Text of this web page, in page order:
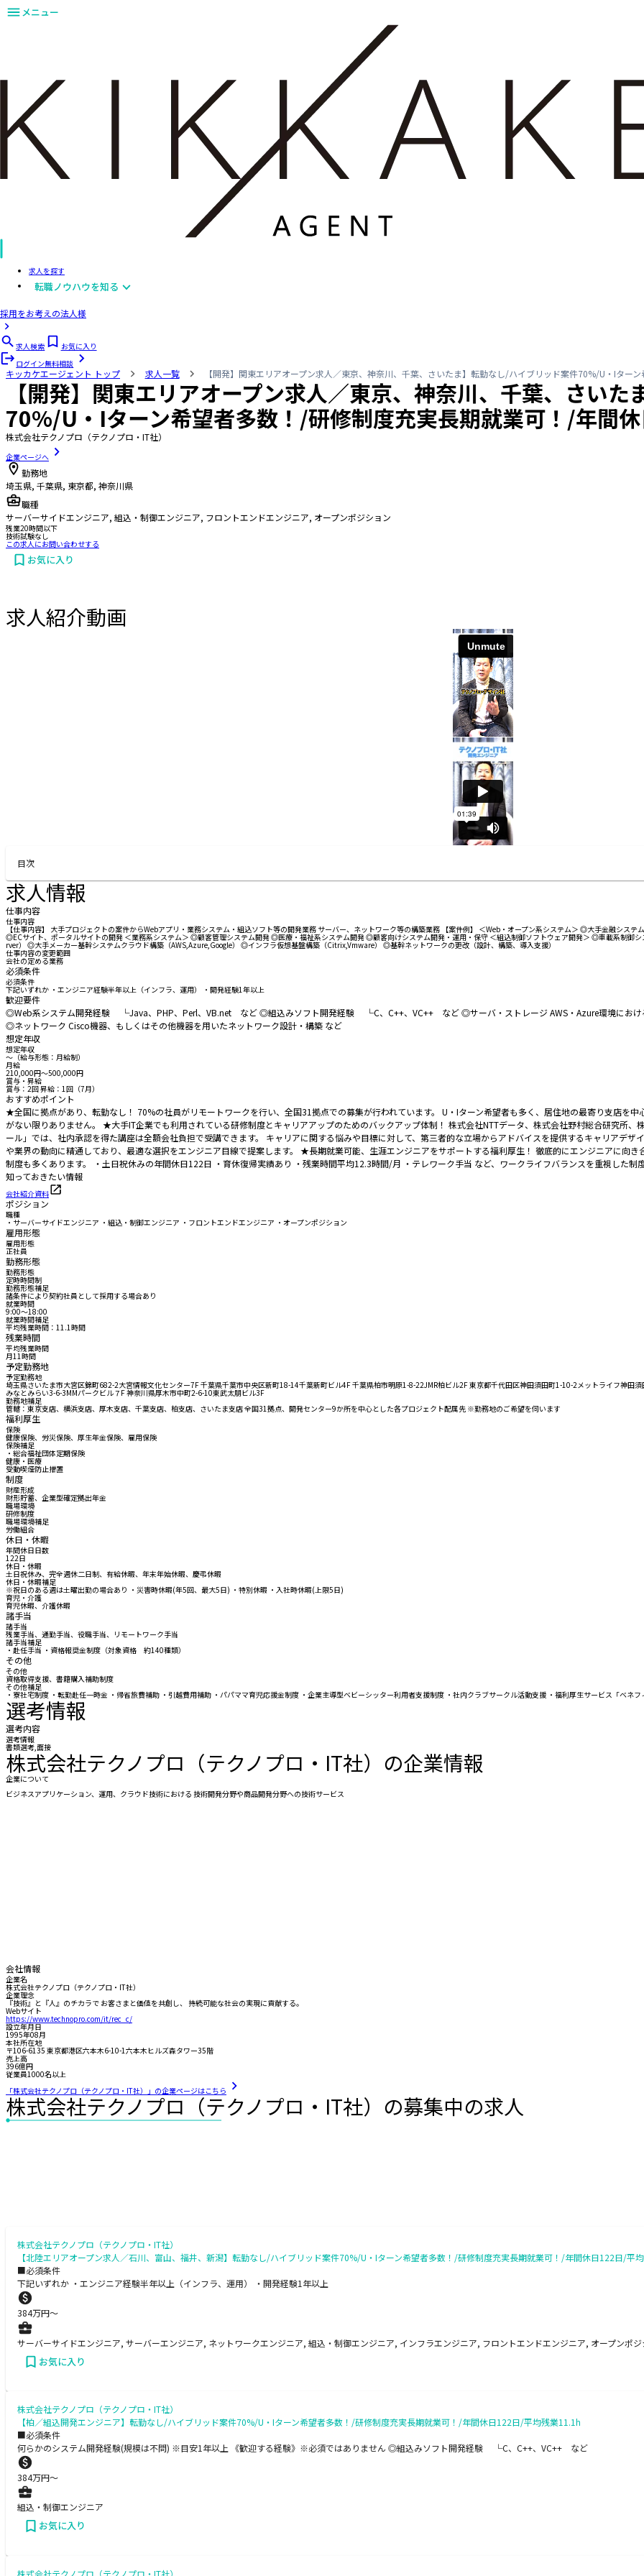
メニュー
求人を探す
転職ノウハウを知る
採用をお考えの法人様
求人検索
お気に入り
ログイン無料相談
キッカケエージェント トップ 求人一覧 【開発】関東エリアオープン求人／東京、神奈川、千葉、さいたま】転勤なし/ハイブリッド案件70%/U・Iタ
【開発】関東エリアオープン求人／東京、神奈川、千葉、さい
70%/U・Iターン希望者多数！/研修制度充実長期就業可！/年間
株式会社テクノプロ（テクノプロ・IT社）
企業ページへ
勤務地
埼玉県, 千葉県, 東京都, 神奈川県
職種
サーバーサイドエンジニア, 組込・制御エンジニア, フロントエンドエンジニア, オープンポジション
残業20時間以下
技術試験なし
この求人にお問い合わせする
お気に入り
お問い合わせする
求人紹介動画
目次
求人情報
仕事内容
仕事内容
【仕事内容】 大手プロジェクトの案件からWebアプリ・業務システム・組込ソフト等の開発業務 サーバー、ネットワーク等の構築業務 【案件例】 ＜Web・オープン系システム＞ ◎大手金融シス
◎ECサイト、ポータルサイトの開発 ＜業務系システム＞ ◎顧客管理システム開発 ◎医療・福祉系システム開発 ◎顧客向けシステム開発・運用・保守 ＜組込制御ソフトウェア開発＞ ◎車載系制御
rver） ◎大手メーカー基幹システムクラウド構築（AWS,Azure,Google） ◎インフラ仮想基盤構築（Citrix,Vmware） ◎基幹ネットワークの更改（設計、構築、導入支援）
仕事内容の変更範囲
会社の定める業務
必須条件
必須条件
下記いずれか ・エンジニア経験半年以上（インフラ、運用） ・開発経験1年以上
歓迎要件
◎Web系システム開発経験 └Java、PHP、Perl、VB.net など ◎組込みソフト開発経験 └C、C++、VC++ など ◎サーバ・ストレージ AWS・Azure環境におけ
◎ネットワーク Cisco機器、もしくはその他機器を用いたネットワーク設計・構築 など
想定年収
想定年収
〜（給与形態：月給制）
月給
210,000円〜500,000円
賞与・昇給
賞与：2回 昇給：1回（7月）
おすすめポイント
★全国に拠点があり、転勤なし！ 70%の社員がリモートワークを行い、全国31拠点での募集が行われています。 U・Iターン希望者も多く、居住地の最寄り支店を
がない限りありません。 ★大手IT企業でも利用されている研修制度とキャリアアップのためのバックアップ体制！ 株式会社NTTデータ、株式会社野村総合研究所
ール」では、社内承認を得た講座は全額会社負担で受講できます。 キャリアに関する悩みや目標に対して、第三者的な立場からアドバイスを提供するキャリアデ
や業界の動向に精通しており、最適な選択をエンジニア目線で提案します。 ★長期就業可能、生涯エンジニアをサポートする福利厚生！ 徹底的にエンジニアに向
制度も多くあります。 ・土日祝休みの年間休日122日 ・育休復帰実績あり ・残業時間平均12.3時間/月 ・テレワーク手当 など、ワークライフバランスを重視した制度
知っておきたい情報
会社紹介資料
ポジション
職種
・サーバーサイドエンジニア ・組込・制御エンジニア ・フロントエンドエンジニア ・オープンポジション
雇用形態
雇用形態
正社員
勤務形態
勤務形態
定時時間制
勤務形態補足
諸条件により契約社員として採用する場合あり
就業時間
9:00〜18:00
就業時間補足
平均残業時間：11.1時間
残業時間
平均残業時間
月11時間
予定勤務地
予定勤務地
埼玉県さいたま市大宮区錦町682-2大宮情報文化センター7F 千葉県千葉市中央区新町18-14千葉新町ビル4F 千葉県柏市明原1-8-22JMR柏ビル2F 東京都千代田区神田須田町1-10-2メットライフ神田
みなとみらい3-6-3MMパークビル７F 神奈川県厚木市中町2-6-10東武太朋ビル3F
勤務地補足
管轄：東京支店、横浜支店、厚木支店、千葉支店、柏支店、さいたま支店 全国31拠点、開発センター9か所を中心とした各プロジェクト配属先 ※勤務地のご希望を伺います
福利厚生
保険
健康保険、労災保険、厚生年金保険、雇用保険
保険補足
・総合福祉団体定期保険
健康・医療
受動喫煙防止措置
制度
財産形成
財形貯蓄、企業型確定拠出年金
職場環境
研修制度
職場環境補足
労働組合
休日・休暇
年間休日日数
122日
休日・休暇
土日祝休み、完全週休二日制、有給休暇、年末年始休暇、慶弔休暇
休日・休暇補足
※祝日のある週は土曜出勤の場合あり ・災害時休暇(年5回、最大5日) ・特別休暇 ・入社時休暇(上限5日)
育児・介護
育児休暇、介護休暇
諸手当
諸手当
残業手当、通勤手当、役職手当、リモートワーク手当
諸手当補足
・赴任手当 ・資格報奨金制度（対象資格 約140種類）
その他
その他
資格取得支援、書籍購入補助制度
その他補足
・寮社宅制度 ・転勤赴任一時金 ・帰省旅費補助 ・引越費用補助 ・パパママ育児応援金制度 ・企業主導型ベビーシッター利用者支援制度 ・社内クラブサークル活動支援 ・福利厚生サービス「ベネフ
選考情報
選考内容
選考情報
書類選考,面接
株式会社テクノプロ（テクノプロ・IT社）の企業情報
企業について
ビジネスアプリケーション、運用、クラウド技術における 技術開発分野や商品開発分野への技術サービス
会社情報
企業名
株式会社テクノプロ（テクノプロ・IT社）
企業理念
『技術』と『人』のチカラで お客さまと価値を共創し、 持続可能な社会の実現に貢献する。
Webサイト
https://www.technopro.com/it/rec_c/
設立年月日
1995年08月
本社所在地
〒106-6135 東京都港区六本木6-10-1六本木ヒルズ森タワー35階
売上高
396億円
従業員1000名以上
「株式会社テクノプロ（テクノプロ・IT社）」の企業ページはこちら
株式会社テクノプロ（テクノプロ・IT社）の募集中の求人
株式会社テクノプロ（テクノプロ・IT社）
【北陸エリアオープン求人／石川、富山、福井、新潟】転勤なし/ハイブリッド案件70%/U・Iターン希望者多数！/研修制度充実長期就業可！/年間休日122日/平
■必須条件
下記いずれか ・エンジニア経験半年以上（インフラ、運用） ・開発経験1年以上
384万円〜
サーバーサイドエンジニア, サーバーエンジニア, ネットワークエンジニア, 組込・制御エンジニア, インフラエンジニア, フロントエンドエンジニア, オープンポ
お気に入り
株式会社テクノプロ（テクノプロ・IT社）
【柏／組込開発エンジニア】転勤なし/ハイブリッド案件70%/U・Iターン希望者多数！/研修制度充実長期就業可！/年間休日122日/平均残業11.1h
■必須条件
何らかのシステム開発経験(規模は不問) ※目安1年以上 《歓迎する経験》※必須ではありません ◎組込みソフト開発経験 └C、C++、VC++ など
384万円〜
組込・制御エンジニア
お気に入り
株式会社テクノプロ（テクノプロ・IT社）